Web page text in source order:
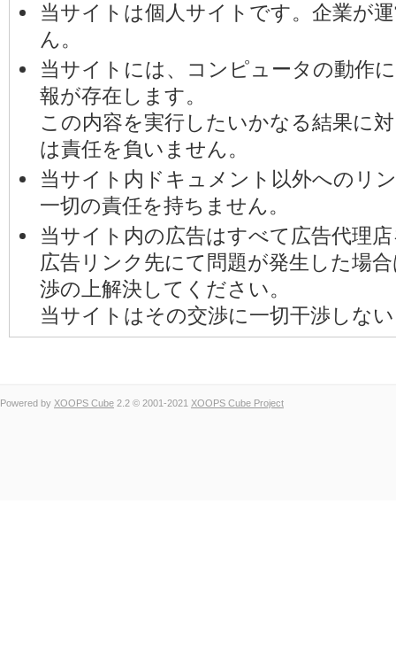
当サイト は個人サイトです。企業が
ん。
当サイトには、コンピュータの動作
報が存在します。
この内容を実行したいかなる結果に
は責任を負いません。
当サイト内ドキュメント以外へのリ
一切の責任を持ちません。
当サイト内の広告はすべて広告代理
広告リンク先にて問題が発生した場
渉の上解決してください。
当サイトはその交渉に一切干渉しな
Powered by XOOPS Cube 2.2 © 2001-2021 XOOPS Cube Project